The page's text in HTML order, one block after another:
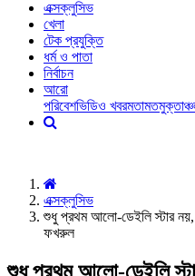
এক্সক্লুসিভ
খেলা
টেক প্রযুক্তি
ধর্ম ও পাতা
নির্বাচন
আরো
পরিবেশভিডিও খবরমতামত
এক্সক্লুসিভ
শুধু প্রথম আলো-ডেইলি স্টার
ফখরুল